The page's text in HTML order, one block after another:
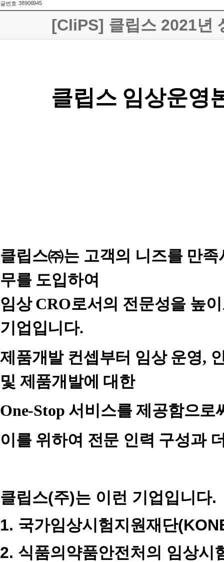
글번호 38906945
[CliPS] 클립스 2021년
클립스 임상운영
클립스㈜는 고객의 니즈를 만
무를 도입하여
임상CRO로서의 전문성을 높
기업입니다.
제품개발 컨셉부터 임상 운영,
및 제품개발에 대한
One-Stop 서비스를 제공함으로
이를 위하여 전문 인력 구성과
클립스(주)는 이런 기업입니다.
1. 국가임상시험지원재단
2. 식품의약품안전처의 임상시